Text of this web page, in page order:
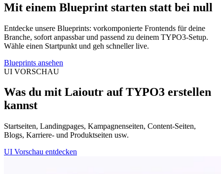
Mit einem Blueprint starten statt bei null
Entdecke unsere Blueprints: vorkomponierte Frontends für deine
Branche, sofort anpassbar und passend zu deinem TYPO3-Setup.
Wähle einen Startpunkt und geh schneller live.
Blueprints ansehen
UI VORSCHAU
Was du mit Laioutr auf TYPO3 erstellen
kannst
Startseiten, Landingpages, Kampagnenseiten, Content-Seiten,
Blogs, Karriere- und Produktseiten usw.
UI Vorschau entdecken